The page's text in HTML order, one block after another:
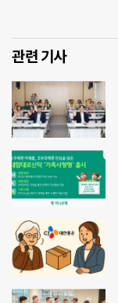
관련 기사